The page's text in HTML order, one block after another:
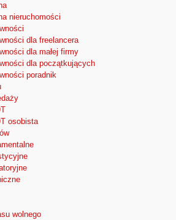
nieruchomości
dla freelancera
dla małej firmy
dla początkujących
poradnik
osobista
wolnego